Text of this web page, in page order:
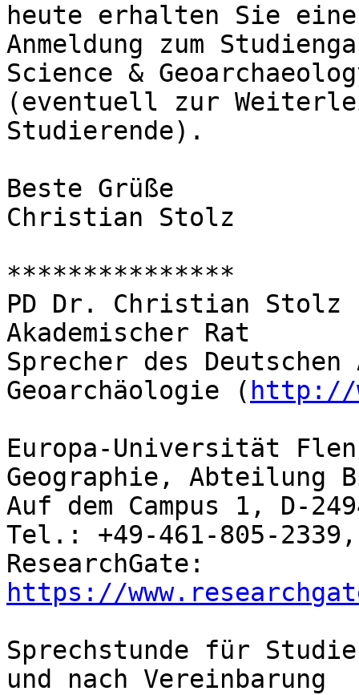
heute erhalten Sie
Anmeldung zum
Science &
(eventuell zur
Studierende).
Beste Grüße
Christian Stolz
***************
PD Dr. Christian Stolz
Akademischer Rat
Sprecher des
Geoarchäologie ( http://
Europa-Universität
Geographie, Abteilung
Auf dem Campus 1, D-
Tel.: +49-461-805-
https://
Sprechstunde für
und nach Vereinbarung